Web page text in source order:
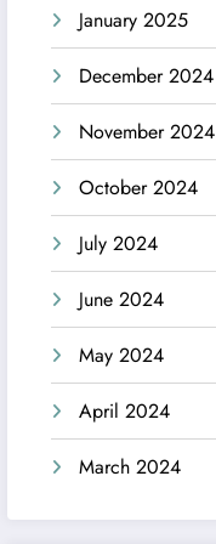
January 2025
December 2024
November 2024
October 2024
July 2024
June 2024
May 2024
April 2024
March 2024